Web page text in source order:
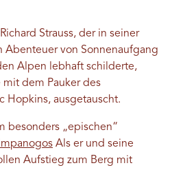
Strauss, der in seiner
Abenteuer von Sonnenaufgang
Alpen lebhaft schilderte,
dem Pauker des
Hopkins, ausgetauscht.
besonders „epischen“
Als er und seine
Aufstieg zum Berg mit